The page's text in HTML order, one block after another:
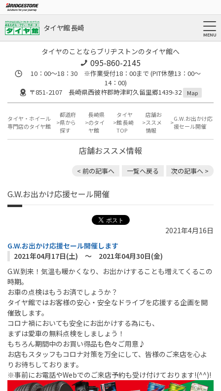
タイヤ館 長崎
タイヤのことならブリヂストンのタイヤ館へ
095-860-2145
10：00～18：30 ※作業受付18：00まで (PIT休憩13：00～
14：00)
〒851-2107 長崎県西彼杵郡時津町久留里郷1439-32
Map
タイヤ・ホイール
専門店のタイヤ館
都道府
県から
探す
長崎県
のタイ
ヤ館
タイヤ
館 長崎
TOP
店舗お
ススメ
情報
G.W.お出かけ応
援セール開催
店舗おススメ情報
< 前の記事へ 一覧へ戻る 次の記事へ >
G.W.お出かけ応援セール開催
2021年4月16日
G.W.お出かけ応援セール開催します
2021年04月17日(土) ～ 2021年04月30日(金)
G.W.到来！気温も暖かくなり、お出かけすることも増えてくるこの
時期。
お車の点検はもうお済でしょうか？
タイヤ館ではお客様の安心・安全なドライブを応援する企画を開
催致します。
コロナ禍においても安全にお出かけする為にも、
まずは愛車の無料点検をしましょう！
もちろん期間中のお買い得品も色々ご用意♪
お店もスタッフもコロナ対策を万全にして、皆様のご来店を心よ
りお待ちしております。
※事前にお電話やWebでのご来店予約も受け付けております!(^^)!